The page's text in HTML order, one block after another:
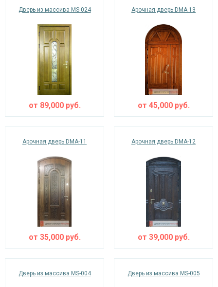
Дверь из массива MS-024
от 89,000руб.
Арочная дверь DMA-13
от 45,000руб.
Арочная дверь DMA-11
от 35,000руб.
Арочная дверь DMA-12
от 39,000руб.
Дверь из массива MS-004 Дверь из массива MS-005